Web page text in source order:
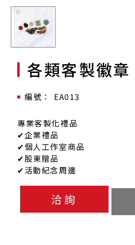
各類客製徽章
EA013
專業客製化禮品
✔企業禮品
✔個人工作室商品
✔股東贈品
✔活動紀念周邊
洽詢